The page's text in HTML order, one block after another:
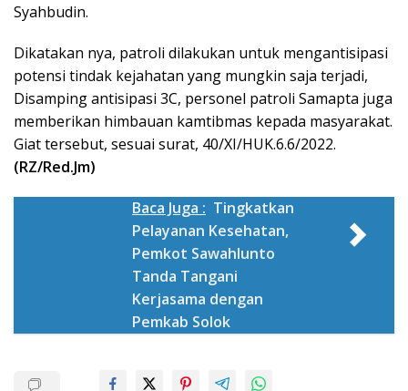
Syahbudin.
Dikatakan nya, patroli dilakukan untuk mengantisipasi
potensi tindak kejahatan yang mungkin saja terjadi,
Disamping antisipasi 3C, personel patroli Samapta juga
memberikan himbauan kamtibmas kepada masyarakat.
Giat tersebut, sesuai surat, 40/XI/HUK.6.6/2022.
(RZ/Red.Jm)
Baca Juga : Tingkatkan
Pelayanan Kesehatan,
Pemkot Sawahlunto
Tanda Tangani
Kerjasama dengan
Pemkab Solok